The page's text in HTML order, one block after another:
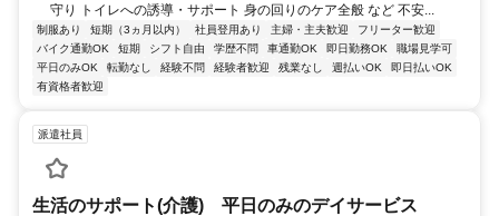
守り トイレへの誘導・サポート 身の回りのケア全般 など 不安...
制服あり 短期（3ヵ月以内） 社員登用あり 主婦・主夫歓迎
フリーター歓迎
バイク通勤OK
短期 シフト自由 学歴不問 車通勤OK 即日勤務OK
職場見学可
平日のみOK
転勤なし 経験不問 経験者歓迎 残業なし 週払いOK
即日払いOK
有資格者歓迎
派遣社員
生活のサポート(介護) 平日のみのデイサービス